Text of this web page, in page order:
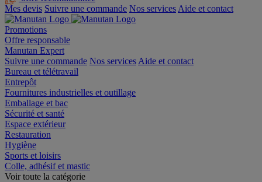
Mes devis Suivre une commande Nos services Aide et contact
Promotions
Offre responsable
Manutan Expert
Suivre une commande Nos services Aide et contact
Bureau et télétravail
Entrepôt
Fournitures industrielles et outillage
Emballage et bac
Sécurité et santé
Espace extérieur
Restauration
Hygiène
Sports et loisirs
Colle, adhésif et mastic
Voir toute la catégorie